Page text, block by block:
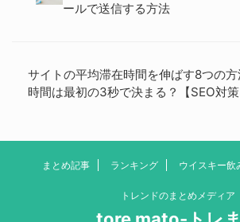
ールで送信する方法
サイトの平均滞在時間を伸ばす8つの
時間は最初の3秒で決まる？【SEO対策
まとめ記事 ランキング ウイスキー飲
トレンドのまとめメディア